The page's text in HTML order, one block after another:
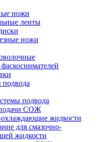
ножи
ленты
ножи
подвода
СОЖ
жидкости
для смазочно-
жидкости